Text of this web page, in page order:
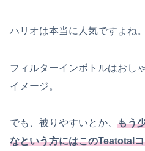
ハリオは本当に人気ですよね。
フィルターインボトルはおし
イメージ。
でも、被りやすいとか、 もう
なという方にはこのTeatotal